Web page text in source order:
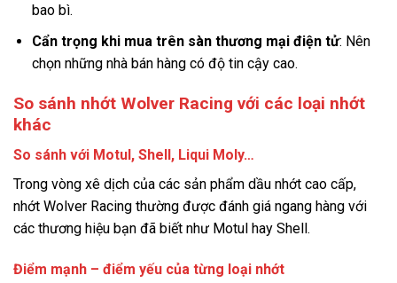
bao bì.
Cẩn trọng khi mua trên sàn thương mại điện tử: Nên
chọn những nhà bán hàng có độ tin cậy cao.
So sánh nhớt Wolver Racing với các loại nhớt
khác
So sánh với Motul, Shell, Liqui Moly…
Trong vòng xê dịch của các sản phẩm dầu nhớt cao cấp,
nhớt Wolver Racing thường được đánh giá ngang hàng với
các thương hiệu bạn đã biết như Motul hay Shell.
Điểm mạnh – điểm yếu của từng loại nhớt